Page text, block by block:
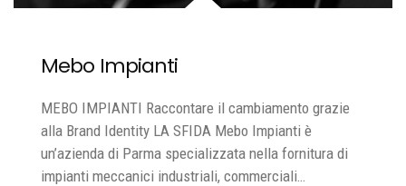
Mebo Impianti
MEBO IMPIANTI Raccontare il cambiamento grazie
alla Brand Identity LA SFIDA Mebo Impianti è
un’azienda di Parma specializzata nella fornitura di
impianti meccanici industriali, commerciali…